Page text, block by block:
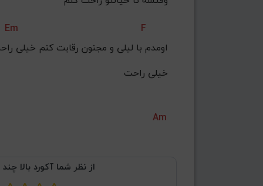
Em
F
اومدم با لیلی و مجنون رقابت کنم خیلی
خیلی راحت
Am
از نظر شما آکورد بالا چند